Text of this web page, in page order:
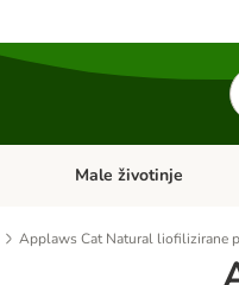
Pregled kategorija: Mačke
Male životinje
Applaws Cat Natural liofilizirane